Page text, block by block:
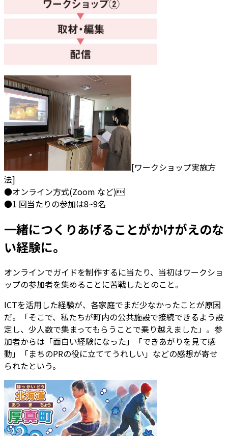
[ワークショップ実施方
法]
●オンライン方式(Zoom など)
●1 回当たりの参加は8~9名
一緒につくりあげることがかけがえのな
い経験に。
オンラインでガイドを制作するに当たり、当初はワークショ
ップの参加者を集めることに苦戦したとのこと。
ICTを活用した経験が、各家庭でまだ少なかったことが原因
だ。「そこで、私たちが町内の公共施設で接続できるよう設
定し、少人数で集まってもらうことで乗り越えました」。参
加者からは「面白い経験になった」「できあがりを見て感
動」「まちのPRの役に立ててうれしい」などの感想が寄せ
られたという。